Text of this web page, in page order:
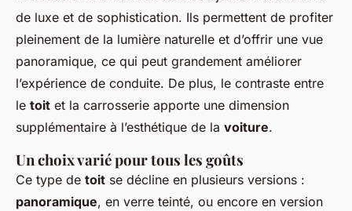
de luxe et de sophistication. Ils permettent de profiter
pleinement de la lumière naturelle et d’offrir une vue
panoramique, ce qui peut grandement améliorer
l’expérience de conduite. De plus, le contraste entre
le toit et la carrosserie apporte une dimension
supplémentaire à l’esthétique de la voiture.
Un choix varié pour tous les goûts
Ce type de toit se décline en plusieurs versions :
panoramique, en verre teinté, ou encore en version